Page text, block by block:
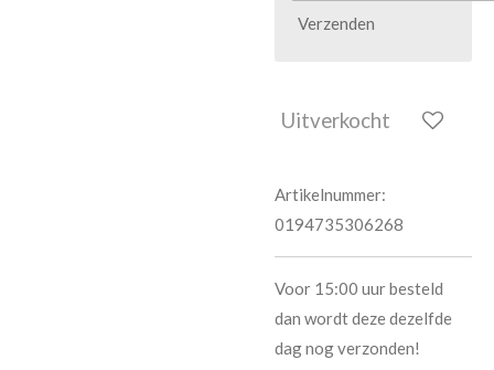
Verzenden
Uitverkocht
Artikelnummer:
0194735306268
Voor 15:00 uur besteld
dan wordt deze dezelfde
dag nog verzonden!